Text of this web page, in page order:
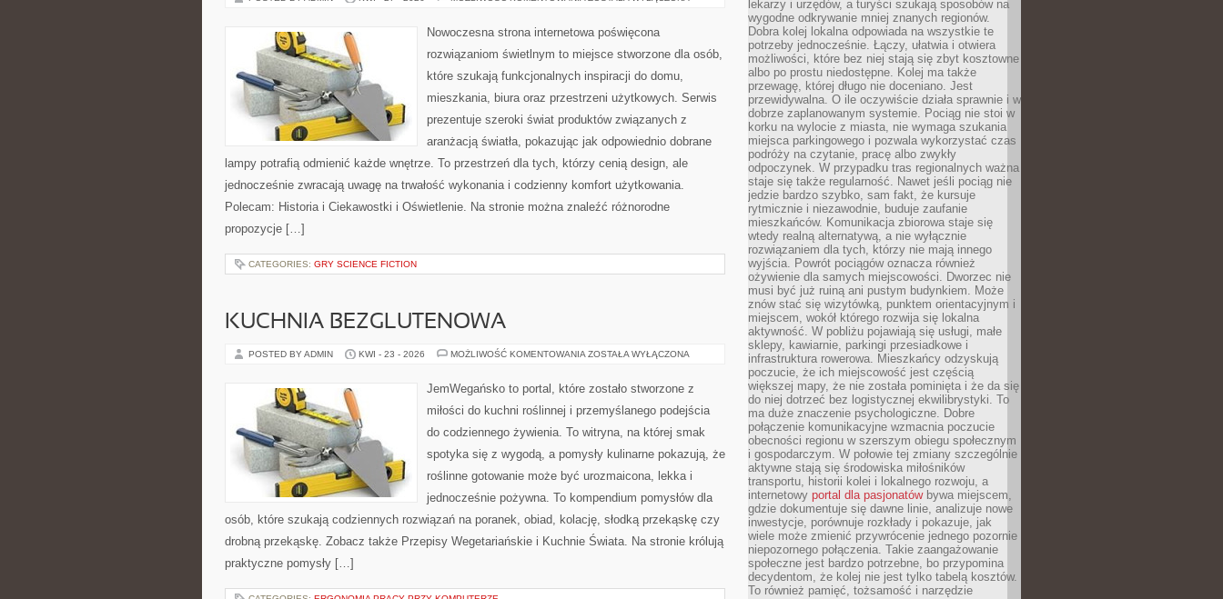
Nowoczesna strona internetowa poświęcona
rozwiązaniom świetlnym to miejsce stworzone dla osób,
które szukają funkcjonalnych inspiracji do domu,
mieszkania, biura oraz przestrzeni użytkowych. Serwis
prezentuje szeroki świat produktów związanych z
aranżacją światła, pokazując jak odpowiednio dobrane
lampy potrafią odmienić każde wnętrze. To przestrzeń dla tych, którzy cenią design, ale
jednocześnie zwracają uwagę na trwałość wykonania i codzienny komfort użytkowania.
Polecam: Historia i Ciekawostki i Oświetlenie. Na stronie można znaleźć różnorodne
propozycje […]
CATEGORIES: GRY SCIENCE FICTION
KUCHNIA BEZGLUTENOWA
POSTED BY ADMIN KWI - 23 - 2026 MOŻLIWOŚĆ KOMENTOWANIA KUCHNIA
ZOSTAŁA WYŁĄCZONA
JemWegańsko to portal, które zostało stworzone z
miłości do kuchni roślinnej i przemyślanego podejścia
do codziennego żywienia. To witryna, na której smak
spotyka się z wygodą, a pomysły kulinarne pokazują, że
roślinne gotowanie może być urozmaicona, lekka i
jednocześnie pożywna. To kompendium pomysłów dla
osób, które szukają codziennych rozwiązań na poranek, obiad, kolację, słodką przekąskę czy
drobną przekąskę. Zobacz także Przepisy Wegetariańskie i Kuchnie Świata. Na stronie królują
praktyczne pomysły […]
lekarzy i urzędów, a turyści szukają sposobów na
wygodne odkrywanie mniej znanych regionów.
Dobra kolej lokalna odpowiada na wszystkie te
potrzeby jednocześnie. Łączy, ułatwia i otwiera
możliwości, które bez niej stają się zbyt kosztowne
albo po prostu niedostępne. Kolej ma także
przewagę, której długo nie doceniano. Jest
przewidywalna. O ile oczywiście działa sprawnie i w
dobrze zaplanowanym systemie. Pociąg nie stoi w
korku na wylocie z miasta, nie wymaga szukania
miejsca parkingowego i pozwala wykorzystać czas
podróży na czytanie, pracę albo zwykły
odpoczynek. W przypadku tras regionalnych ważna
staje się także regularność. Nawet jeśli pociąg nie
jedzie bardzo szybko, sam fakt, że kursuje
rytmicznie i niezawodnie, buduje zaufanie
mieszkańców. Komunikacja zbiorowa staje się
wtedy realną alternatywą, a nie wyłącznie
rozwiązaniem dla tych, którzy nie mają innego
wyjścia. Powrót pociągów oznacza również
ożywienie dla samych miejscowości. Dworzec nie
musi być już ruiną ani pustym budynkiem. Może
znów stać się wizytówką, punktem orientacyjnym i
miejscem, wokół którego rozwija się lokalna
aktywność. W pobliżu pojawiają się usługi, małe
sklepy, kawiarnie, parkingi przesiadkowe i
infrastruktura rowerowa. Mieszkańcy odzyskują
poczucie, że ich miejscowość jest częścią
większej mapy, że nie została pominięta i że da się
do niej dotrzeć bez logistycznej ekwilibrystyki. To
ma duże znaczenie psychologiczne. Dobre
połączenie komunikacyjne wzmacnia poczucie
obecności regionu w szerszym obiegu społecznym
i gospodarczym. W połowie tej zmiany szczególnie
aktywne stają się środowiska miłośników
transportu, historii kolei i lokalnego rozwoju, a
internetowy portal dla pasjonatówbywa miejscem,
gdzie dokumentuje się dawne linie, analizuje nowe
inwestycje, porównuje rozkłady i pokazuje, jak
wiele może zmienić przywrócenie jednego pozornie
niepozornego połączenia. Takie zaangażowanie
społeczne jest bardzo potrzebne, bo przypomina
decydentom, że kolej nie jest tylko tabelą kosztów.
To również pamięć, tożsamość i narzędzie